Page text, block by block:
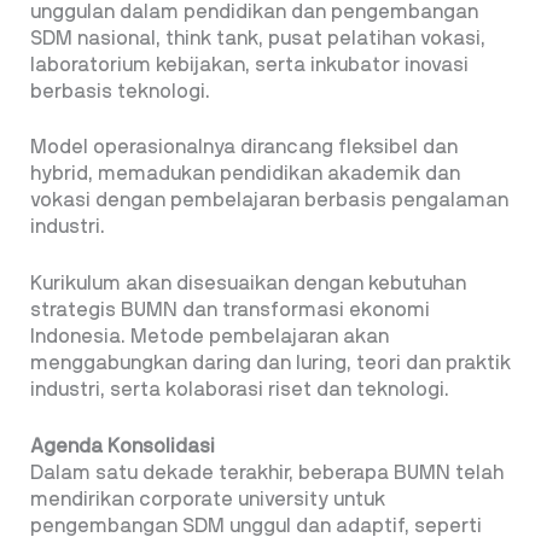
unggulan dalam pendidikan dan pengembangan
SDM nasional, think tank, pusat pelatihan vokasi,
laboratorium kebijakan, serta inkubator inovasi
berbasis teknologi.
Model operasionalnya dirancang fleksibel dan
hybrid, memadukan pendidikan akademik dan
vokasi dengan pembelajaran berbasis pengalaman
industri.
Kurikulum akan disesuaikan dengan kebutuhan
strategis BUMN dan transformasi ekonomi
Indonesia. Metode pembelajaran akan
menggabungkan daring dan luring, teori dan praktik
industri, serta kolaborasi riset dan teknologi.
Agenda Konsolidasi
Dalam satu dekade terakhir, beberapa BUMN telah
mendirikan corporate university untuk
pengembangan SDM unggul dan adaptif, seperti